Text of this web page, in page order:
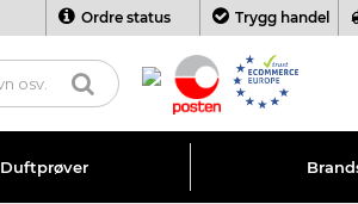
Ordre status Trygg handel
Duftprøver